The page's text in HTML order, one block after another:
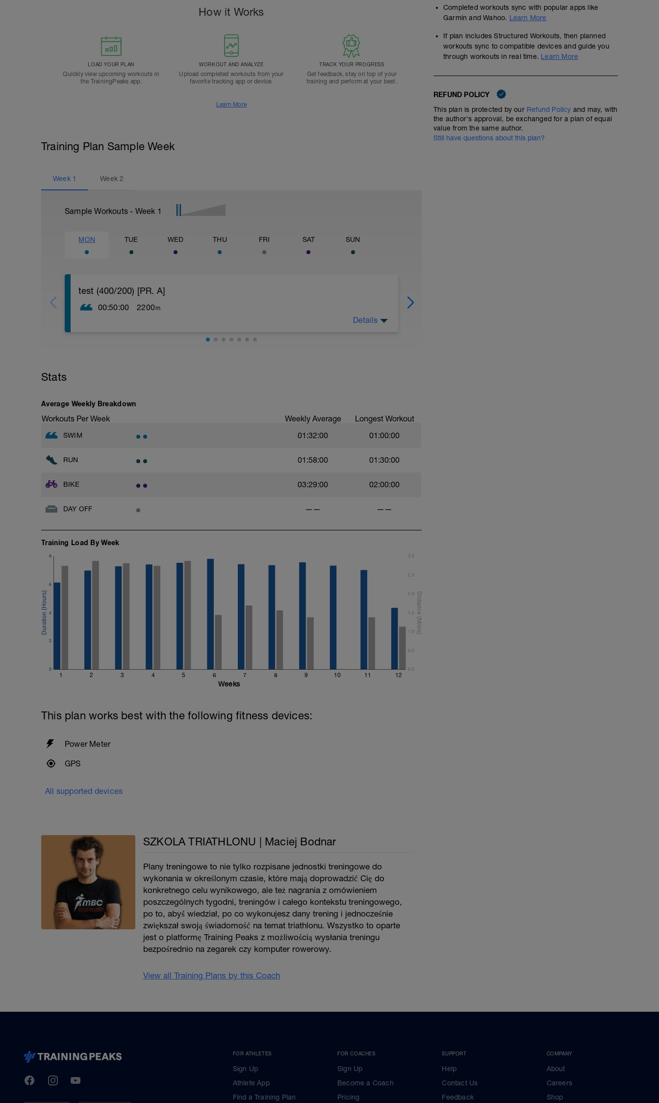
How it Works
LOAD YOUR PLAN
Quickly view upcoming workouts in
the TrainingPeaks app.
WORKOUT AND ANALYZE
Upload completed workouts from your
favorite tracking app or device.
TRACK YOUR PROGRESS
Get feedback, stay on top of your
training and perform at your best.
Learn More
Training Plan Sample Week
Week 1 Week2
Sample Workouts - Week 1
MON TUE WED THU FRI SAT SUN
test (400/200) [PR. A]
00:50:00 2200m
p. 2'
-> 100 kr luz
-> 200 kr MAX! (mierzysz czas)
-> 400 kr RR rozpływanie
Details
Stats
Average Weekly Breakdown
Workouts Per Week Weekly Average Longest Workout
SWIM 01:32:00 01:00:00
RUN 01:58:00 01:30:00
BIKE 03:29:00 02:00:00
DAY OFF —— ——
Training Load By Week
1 2 3 4 5 6 7 8 9 10 11 12
0
2
4
6
8
0.0
0.5
1.0
1.5
2.0
2.5
3.0
Weeks
This plan works best with the following fitness devices:
Power Meter
GPS
All supported devices
SZKOLA TRIATHLONU | Maciej Bodnar
Plany treningowe to nie tylko rozpisane jednostki treningowe do
wykonania w określonym czasie, które mają doprowadzić Cię do
konkretnego celu wynikowego, ale też nagrania z omówieniem
poszczególnych tygodni, treningów i całego kontekstu treningowego,
po to, abyś wiedział, po co wykonujesz dany trening i jednocześnie
zwiększał swoją świadomość na temat triathlonu. Wszystko to oparte
jest o platformę Training Peaks z możliwością wysłania treningu
bezpośrednio na zegarek czy komputer rowerowy.
View all Training Plans by this Coach
Completed workouts sync with popular apps like
Garmin and Wahoo. Learn More
If plan includes Structured Workouts, then planned
workouts sync to compatible devices and guide you
through workouts in real time. Learn More
REFUND POLICY
This plan is protected by our Refund Policy and may, with
the author's approval, be exchanged for a plan of equal
value from the same author.
Still have questions about this plan?
TrainingPeaks
FacebookInstagramYoutube
FOR ATHLETES
Sign Up
Athlete App
Find a Training Plan
FOR COACHES
Sign Up
Become a Coach
Pricing
SUPPORT
Help
Contact Us
Feedback
COMPANY
About
Careers
Shop